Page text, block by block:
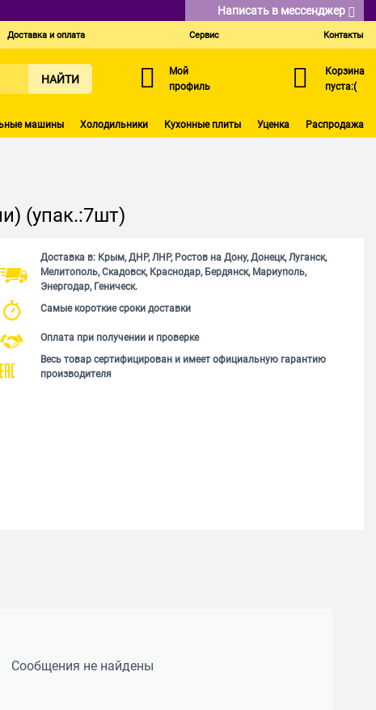
Написать в мессенджер
Доставка и оплата Сервис Контакты
НАЙТИ
Мой
профиль
Корзина
пуста:(
машины Холодильники Кухонные плиты Уценка Распродажа
(упак.:7шт)
Доставка в: Крым, ДНР, ЛНР, Ростов на Дону, Донецк, Луганск,
Мелитополь, Скадовск, Краснодар, Бердянск, Мариуполь,
Энергодар, Геническ.
Самые короткие сроки доставки
Оплата при получении и проверке
Весь товар сертифицирован и имеет официальную гарантию
производителя
Сообщения не найдены